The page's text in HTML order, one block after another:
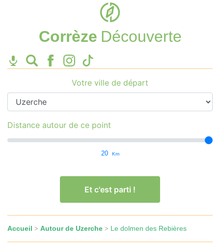
Corrèze Découverte
Votre ville de départ
Distance autour de ce point
20 Km
Et c'est parti !
Accueil > Autour de Uzerche > Le dolmen des Rebières